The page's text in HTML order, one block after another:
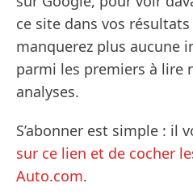
ce site dans vos résultats
manquerez plus aucune
parmi les premiers à lire
analyses.
S’abonner est simple : il
sur ce lien et de cocher
Auto.com.